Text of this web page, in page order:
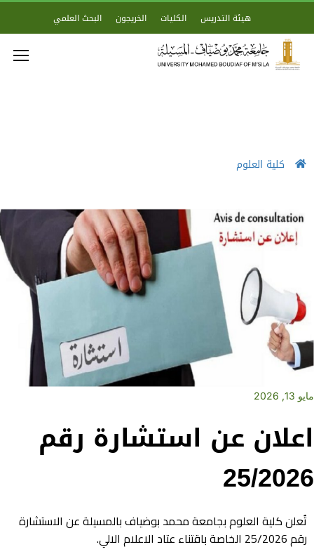
هيئة التدريس الكليات الخريجون البحث العلمي
كلية العلوم
مايو 13, 2026
اعلان عن استشارة رقم
25/2026
تُعلن كلية العلوم بجامعة محمد بوضياف بالمسيلة عن الاستشارة
رقم 25/2026 الخاصة باقتناء عتاد الاعلام الالي.